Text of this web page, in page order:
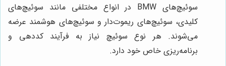
سوئیچ‌های BMW در انواع مختلفی مانند سوئیچ‌های
کلیدی، سوئیچ‌های ریموت‌دار و سوئیچ‌های هوشمند عرضه
می‌شوند. هر نوع سوئیچ نیاز به فرآیند کددهی و
برنامه‌ریزی خاص خود دارد.